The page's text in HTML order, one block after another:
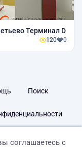
Терминал D
120 0
Поиск
соглашаетесь с